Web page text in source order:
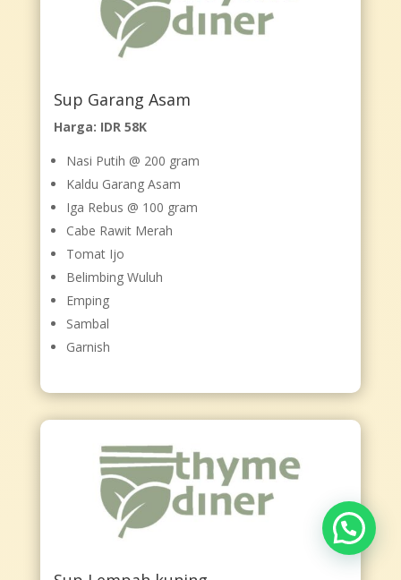
Sup Garang Asam
Harga: IDR 58K
Nasi Putih @ 200 gram
Kaldu Garang Asam
Iga Rebus @ 100 gram
Cabe Rawit Merah
Tomat Ijo
Belimbing Wuluh
Emping
Sambal
Garnish
Apa yang bisa kami bantu?